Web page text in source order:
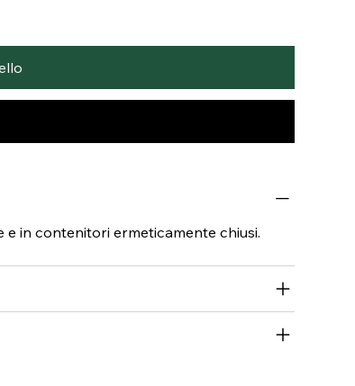
in contenitori ermeticamente chiusi.